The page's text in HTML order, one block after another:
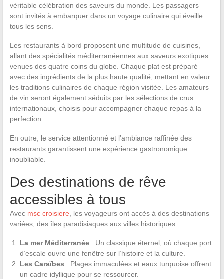
véritable célébration des saveurs du monde. Les passagers
sont invités à embarquer dans un voyage culinaire qui éveille
tous les sens.
Les restaurants à bord proposent une multitude de cuisines,
allant des spécialités méditerranéennes aux saveurs exotiques
venues des quatre coins du globe. Chaque plat est préparé
avec des ingrédients de la plus haute qualité, mettant en valeur
les traditions culinaires de chaque région visitée. Les amateurs
de vin seront également séduits par les sélections de crus
internationaux, choisis pour accompagner chaque repas à la
perfection.
En outre, le service attentionné et l’ambiance raffinée des
restaurants garantissent une expérience gastronomique
inoubliable.
Des destinations de rêve
accessibles à tous
Avec msc croisiere , les voyageurs ont accès à des destinations
variées, des îles paradisiaques aux villes historiques.
La mer Méditerranée: Un classique éternel, où chaque port
d’escale ouvre une fenêtre sur l’histoire et la culture.
Les Caraïbes : Plages immaculées et eaux turquoise offrent
un cadre idyllique pour se ressourcer.